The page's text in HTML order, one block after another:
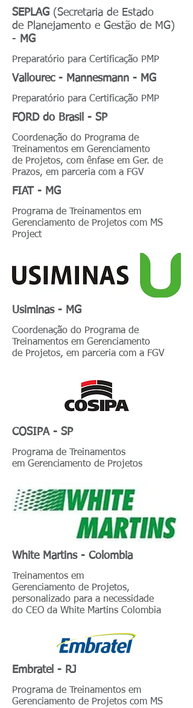
SEPLAG (Secretaria de Estado
de Planejamento e Gestão de MG)
- MG
Preparatório para Certificação PMP
Vallourec - Mannesmann - MG
Preparatório para Certificação PMP
FORD do Brasil - SP
Coordenação do Programa de
Treinamentos em Gerenciamento
de Projetos, com ênfase em Ger. de
Prazos, em parceria com a FGV
FIAT - MG
Programa de Treinamentos em
Gerenciamento de Projetos com MS
Project
Usiminas - MG
Coordenação do Programa de
Treinamentos em Gerenciamento
de Projetos, em parceria com a FGV
COSIPA - SP
Programa de Treinamentos
em Gerenciamento de Projetos
White Martins - Colombia
Treinamentos em
Gerenciamento de Projetos,
personalizado para a necessidade
do CEO da White Martins Colombia
Embratel - RJ
Programa de Treinamentos em
Gerenciamento de Projetos com MS